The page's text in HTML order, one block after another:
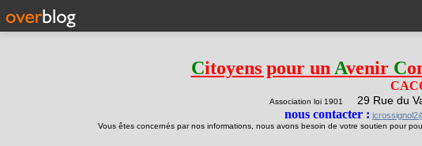
Citoyens pour un Avenir C
Association loi 1901 29 Rue du
nous contacter :
Vous êtes concernés par nos informations, nous avons besoin de votre soutien pour